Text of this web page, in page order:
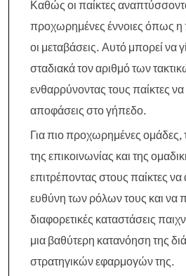
Καθώς οι παίκτες
προχωρημένες έννοιες όπως η
οι μεταβάσεις. Αυτό μπορεί να
σταδιακά τον αριθμό των
ενθαρρύνοντας τους παίκτες
αποφάσεις στο γήπεδο.
Για πιο προχωρημένες ομάδες,
της επικοινωνίας και της
επιτρέποντας στους παίκτες
ευθύνη των ρόλων τους και να
διαφορετικές καταστάσεις
μια βαθύτερη κατανόηση της
στρατηγικών εφαρμογών της.